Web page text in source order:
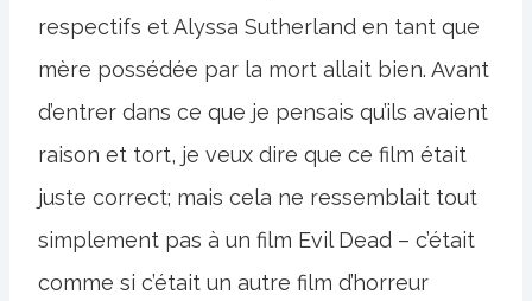
respectifs et Alyssa Sutherland en tant que
mère possédée par la mort allait bien. Avant
d’entrer dans ce que je pensais qu’ils avaient
raison et tort, je veux dire que ce film était
juste correct; mais cela ne ressemblait tout
simplement pas à un film Evil Dead – c’était
comme si c’était un autre film d’horreur